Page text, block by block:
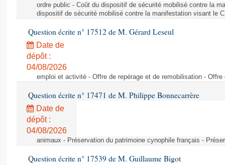
ordre public - Coût du dispositif de sécurité mobilisé contre la
dispositif de sécurité mobilisé contre la manifestation visant le
Question écrite n° 17512 de M. Gérard Leseul
Date de
dépôt :
04/08/2026
emploi et activité - Offre de repérage et de remobilisation -
Question écrite n° 17471 de M. Philippe Bonnecarrère
Date de
dépôt :
04/08/2026
animaux - Préservation du patrimoine cynophile français -
Question écrite n° 17539 de M. Guillaume Bigot